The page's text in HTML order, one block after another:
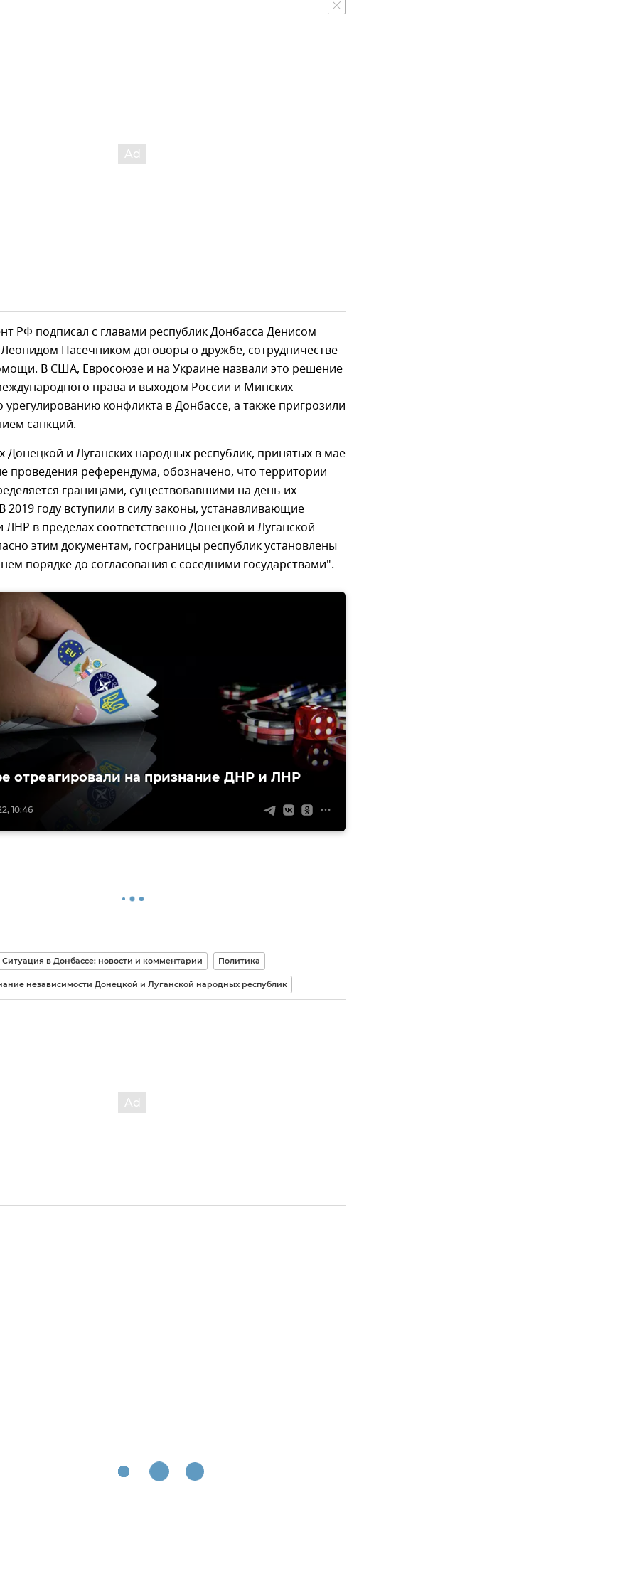
РФ подписал с главами республик Донбасса Денисом
Пасечником договоры о дружбе, сотрудничестве
В США, Евросоюзе и на Украине назвали это решение
права и выходом России и Минских
урегулированию конфликта в Донбассе, а также пригрозили
санкций.
Донецкой и Луганских народных республик, принятых в мае
проведения референдума, обозначено, что территории
границами, существовавшими на день их
2019 году вступили в силу законы, устанавливающие
в пределах соответственно Донецкой и Луганской
этим документам, госграницы республик установлены
порядке до согласования с соседними государствами".
10:46
отреагировали на признание ДНР и ЛНР
Ситуация в Донбассе: новости и комментарии Политика
независимости Донецкой и Луганской народных республик